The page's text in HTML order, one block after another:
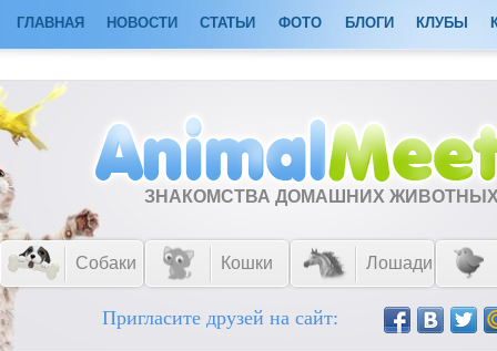
ГЛАВНАЯ НОВОСТИ СТАТЬИ ФОТО БЛОГИ КЛУБЫ
ЗНАКОМСТВА ДОМАШНИХ
Собаки Кошки Лошади
Пригласите друзей на сайт: